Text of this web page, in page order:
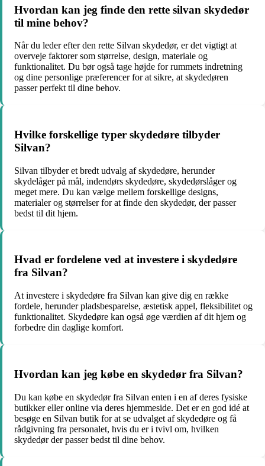
Hvordan kan jeg finde den rette silvan skydedør
til mine behov?
Når du leder efter den rette Silvan skydedør, er det vigtigt at
overveje faktorer som størrelse, design, materiale og
funktionalitet. Du bør også tage højde for rummets indretning
og dine personlige præferencer for at sikre, at skydedøren
passer perfekt til dine behov.
Hvilke forskellige typer skydedøre tilbyder
Silvan?
Silvan tilbyder et bredt udvalg af skydedøre, herunder
skydelåger på mål, indendørs skydedøre, skydedørslåger og
meget mere. Du kan vælge mellem forskellige designs,
materialer og størrelser for at finde den skydedør, der passer
bedst til dit hjem.
Hvad er fordelene ved at investere i skydedøre
fra Silvan?
At investere i skydedøre fra Silvan kan give dig en række
fordele, herunder pladsbesparelse, æstetisk appel, fleksibilitet og
funktionalitet. Skydedøre kan også øge værdien af dit hjem og
forbedre din daglige komfort.
Hvordan kan jeg købe en skydedør fra Silvan?
Du kan købe en skydedør fra Silvan enten i en af deres fysiske
butikker eller online via deres hjemmeside. Det er en god idé at
besøge en Silvan butik for at se udvalget af skydedøre og få
rådgivning fra personalet, hvis du er i tvivl om, hvilken
skydedør der passer bedst til dine behov.